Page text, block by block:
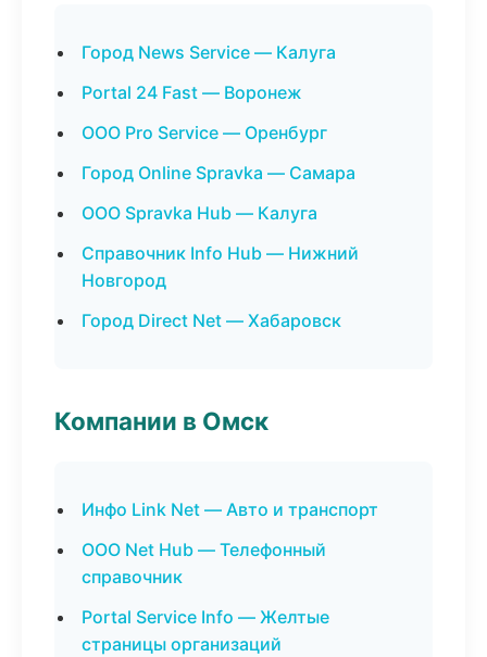
Город News Service — Калуга
Portal 24 Fast — Воронеж
ООО Pro Service — Оренбург
Город Online Spravka — Самара
ООО Spravka Hub — Калуга
Справочник Info Hub — Нижний
Новгород
Город Direct Net — Хабаровск
Компании в Омск
Инфо Link Net — Авто и транспорт
ООО Net Hub — Телефонный
справочник
Portal Service Info — Желтые
страницы организаций